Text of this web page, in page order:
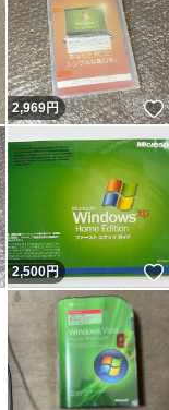
いいね！
2,969円
いいね！
2,500円